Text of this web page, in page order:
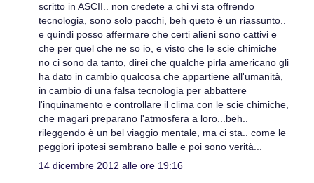
scritto in ASCII.. non credete a chi vi sta offrendo
tecnologia, sono solo pacchi, beh queto è un riassunto..
e quindi posso affermare che certi alieni sono cattivi e
che per quel che ne so io, e visto che le scie chimiche
no ci sono da tanto, direi che qualche pirla americano gli
ha dato in cambio qualcosa che appartiene all'umanità,
in cambio di una falsa tecnologia per abbattere
l'inquinamento e controllare il clima con le scie chimiche,
che magari preparano l'atmosfera a loro...beh..
rileggendo è un bel viaggio mentale, ma ci sta.. come le
peggiori ipotesi sembrano balle e poi sono verità...
14 dicembre 2012 alle ore 19:16